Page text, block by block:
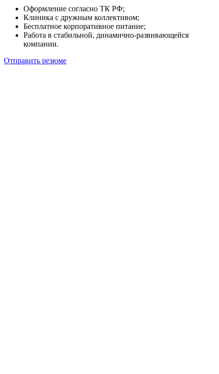
Оформление согласно ТК РФ;
Клиника с дружным коллективом;
Бесплатное корпоративное питание;
Работа в стабильной, динамично-развивающейся
компании.
Отправить резюме